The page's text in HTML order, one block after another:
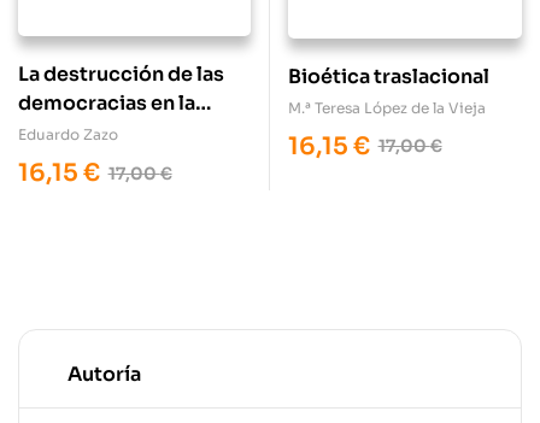
La destrucción de las
democracias en la
década de 1930
Eduardo Zazo
17,00€
16,15 €
Bioética traslacional
M.ª Teresa López de la Vieja
17,00€
16,15 €
Autoría